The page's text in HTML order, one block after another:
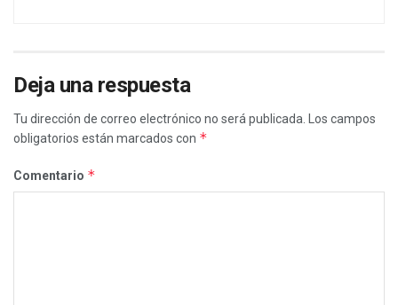
Deja una respuesta
Tu dirección de correo electrónico no será publicada.
Los campos
obligatorios están marcados con *
Comentario *